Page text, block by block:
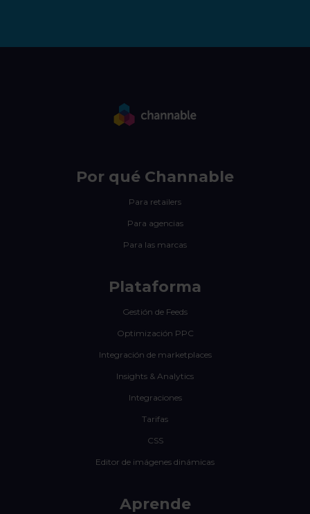
Por qué Channable
Para retailers
Para agencias
Para las marcas
Plataforma
Gestión de Feeds
Optimización PPC
Integración de marketplaces
Insights & Analytics
Integraciones
Tarifas
CSS
Editor de imágenes dinámicas
Aprende